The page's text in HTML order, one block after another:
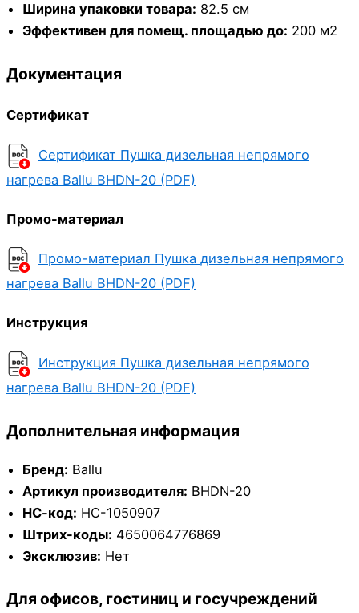
Ширина упаковки товара: 82.5 см
Эффективен для помещ. площадью до: 200 м2
Документация
Сертификат
Сертификат Пушка дизельная непрямого
нагрева Ballu BHDN-20 (PDF)
Промо-материал
Промо-материал Пушка дизельная непрямого
нагрева Ballu BHDN-20 (PDF)
Инструкция
Инструкция Пушка дизельная непрямого
нагрева Ballu BHDN-20 (PDF)
Дополнительная информация
Бренд: Ballu
Артикул производителя: BHDN-20
НС-код: НС-1050907
Штрих-коды: 4650064776869
Эксклюзив: Нет
Для офисов, гостиниц и госучреждений